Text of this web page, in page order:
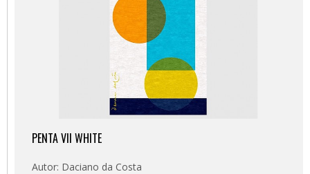
PENTA VII WHITE
Autor: Daciano da Costa